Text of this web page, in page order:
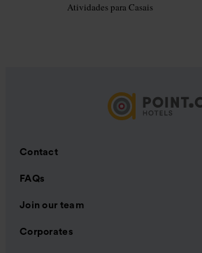
Atividades para Casais
Contact
FAQs
Join our team
Corporates